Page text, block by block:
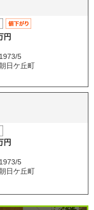
円
5
日ケ丘町
円
5
日ケ丘町